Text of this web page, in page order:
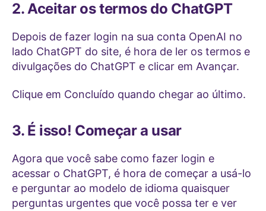
2. Aceitar os termos do ChatGPT
Depois de fazer login na sua conta OpenAI no
lado ChatGPT do site, é hora de ler os termos e
divulgações do ChatGPT e clicar em Avançar.
Clique em Concluído quando chegar ao último.
3. É isso! Começar a usar
Agora que você sabe como fazer login e
acessar o ChatGPT, é hora de começar a usá-lo
e perguntar ao modelo de idioma quaisquer
perguntas urgentes que você possa ter e ver